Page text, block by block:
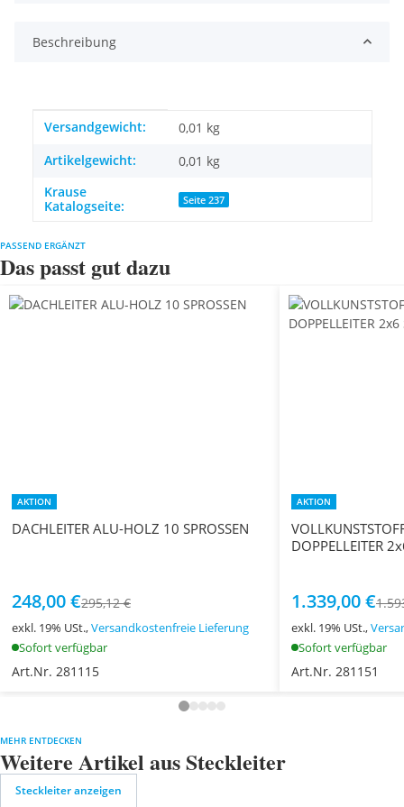
Beschreibung
Produkteigenschaft
Wert
Versandgewicht:
0,01 kg
Artikelgewicht:
0,01 kg
Krause
Katalogseite:
Seite 237
PASSEND ERGÄNZT
Das passt gut dazu
AKTION
DACHLEITER ALU-HOLZ 10 SPROSSEN
248,00 €295,12 €
exkl. 19% USt.,Versandkostenfreie Lieferung
Sofort verfügbar
Art.Nr. 281115
AKTION
DOPPELLEITER
1.339,00 €
exkl. 19% USt.,
Sofort verfügbar
Art.Nr. 281151
MEHR ENTDECKEN
Weitere Artikel aus Steckleiter
Steckleiter anzeigen